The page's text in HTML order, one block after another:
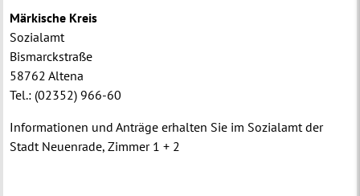
Märkische Kreis
Sozialamt
Bismarckstraße
58762 Altena
Tel.: (02352) 966-60
Informationen und Anträge erhalten Sie im Sozialamt der
Stadt Neuenrade, Zimmer 1 + 2